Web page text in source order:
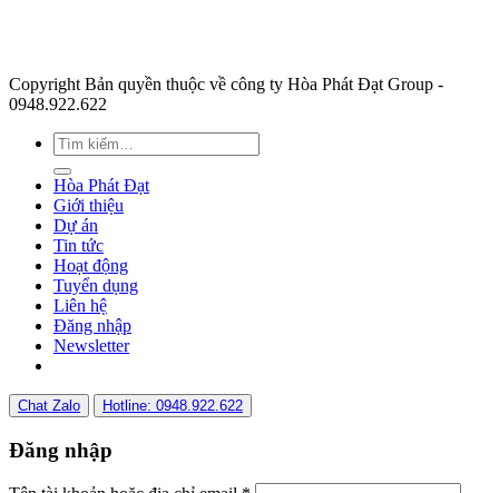
Copyright Bản quyền thuộc về công ty Hòa Phát Đạt Group -
0948.922.622
Hòa Phát Đạt
Giới thiệu
Dự án
Tin tức
Hoạt động
Tuyển dụng
Liên hệ
Đăng nhập
Newsletter
Chat Zalo Hotline: 0948.922.622
Đăng nhập